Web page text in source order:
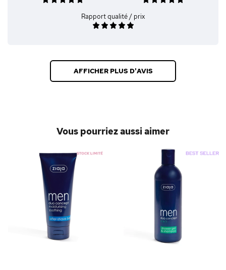
Rapport qualité / prix
AFFICHER PLUS D'AVIS
Vous pourriez aussi aimer